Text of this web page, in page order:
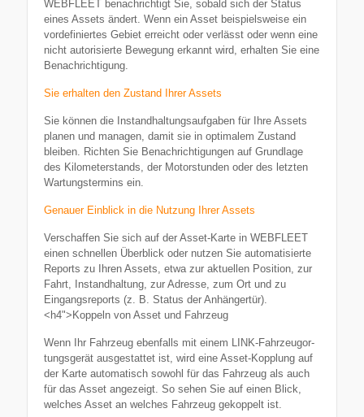
WEBFLEET benach­richtigt Sie, sobald sich der Status
eines Assets ändert. Wenn ein Asset beispiels­weise ein
vorde­fi­niertes Gebiet erreicht oder verlässt oder wenn eine
nicht autori­sierte Bewegung erkannt wird, erhalten Sie eine
Benach­rich­tigung.
Sie erhalten den Zustand Ihrer Assets
Sie können die Instand­hal­tungs­auf­gaben für Ihre Assets
planen und managen, damit sie in optimalem Zustand
bleiben. Richten Sie Benach­rich­ti­gungen auf Grundlage
des Kilome­ter­stands, der Motor­stunden oder des letzten
Wartungs­termins ein.
Genauer Einblick in die Nutzung Ihrer Assets
Verschaffen Sie sich auf der Asset-Karte in WEBFLEET
einen schnellen Überblick oder nutzen Sie automa­ti­sierte
Reports zu Ihren Assets, etwa zur aktuellen Position, zur
Fahrt, Instand­haltung, zur Adresse, zum Ort und zu
Eingangs­re­ports (z. B. Status der Anhängertür).
<h4">Koppeln von Asset und Fahrzeug
Wenn Ihr Fahrzeug ebenfalls mit einem LINK-Fahr­zeu­g­or­
tungs­gerät ausge­stattet ist, wird eine Asset-Kopplung auf
der Karte automatisch sowohl für das Fahrzeug als auch
für das Asset angezeigt. So sehen Sie auf einen Blick,
welches Asset an welches Fahrzeug gekoppelt ist.